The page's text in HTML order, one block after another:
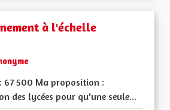
à l'échelle
67 500 Ma proposition :
des lycées pour qu'une seule...